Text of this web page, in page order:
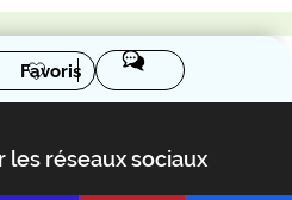
Favoris
les réseaux sociaux